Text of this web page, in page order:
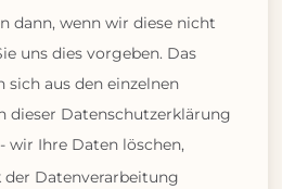
dann, wenn wir diese nicht
uns dies vorgeben. Das
sich aus den einzelnen
dieser Datenschutzerklärung
wir Ihre Daten löschen,
der Datenverarbeitung